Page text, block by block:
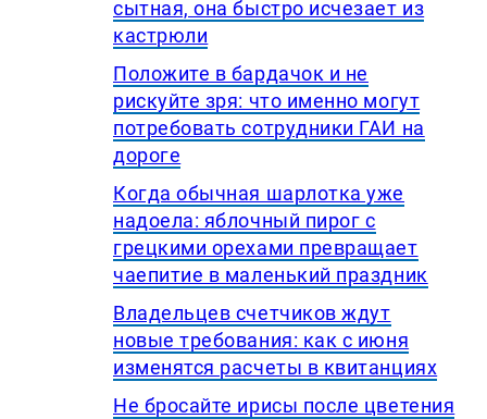
сытная, она быстро исчезает из
кастрюли
Положите в бардачок и не
рискуйте зря: что именно могут
потребовать сотрудники ГАИ на
дороге
Когда обычная шарлотка уже
надоела: яблочный пирог с
грецкими орехами превращает
чаепитие в маленький праздник
Владельцев счетчиков ждут
новые требования: как с июня
изменятся расчеты в квитанциях
Не бросайте ирисы после цветения